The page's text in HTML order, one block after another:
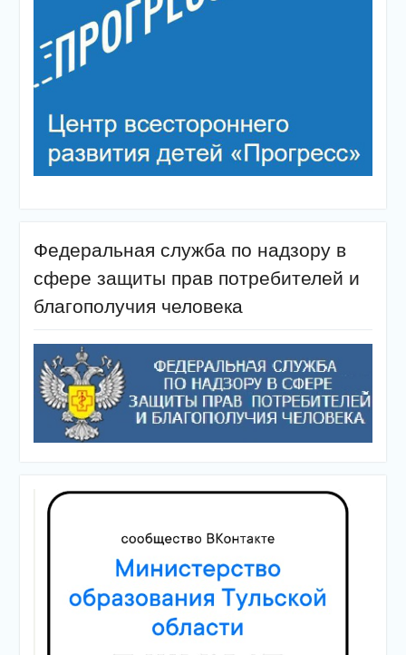
Федеральная служба по надзору в
сфере защиты прав потребителей и
благополучия человека